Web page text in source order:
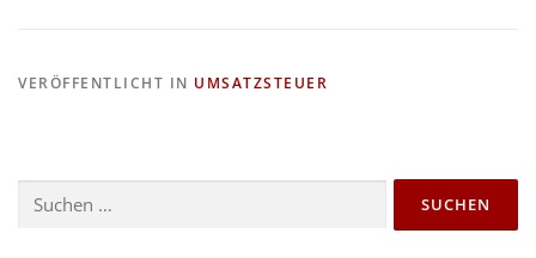
VERÖFFENTLICHT IN UMSATZSTEUER